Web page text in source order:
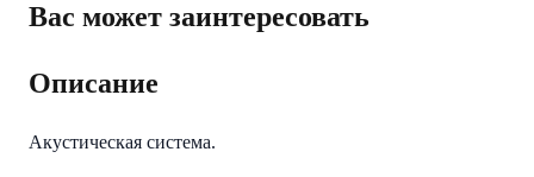
Вас может заинтересовать
Описание
Акустическая система.